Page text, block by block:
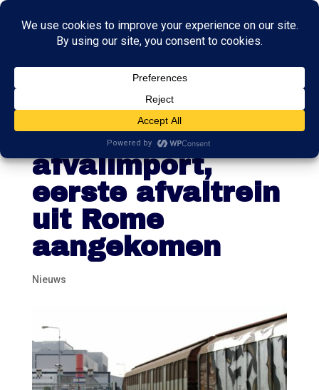
Nederland
kampioen
afvalimport,
eerste afvaltrein
uit Rome
aangekomen
Nieuws